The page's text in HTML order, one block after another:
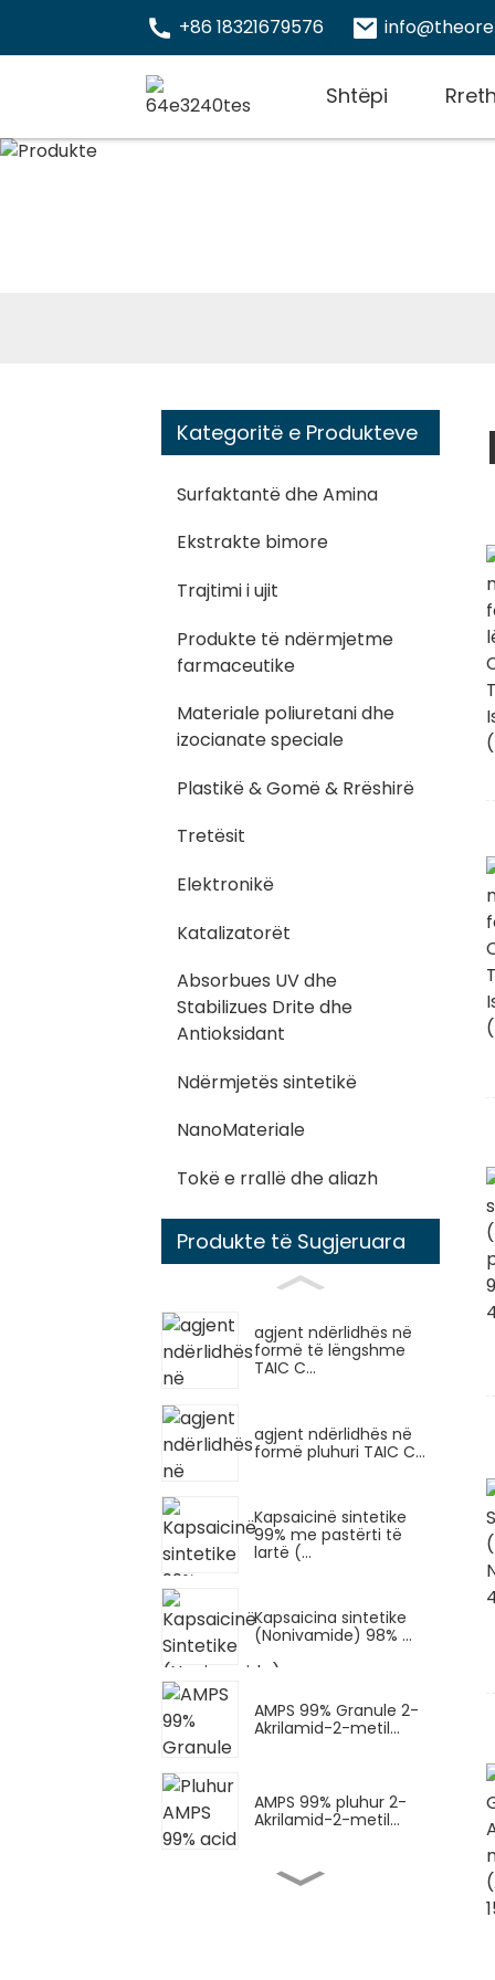
+86 18321679576
Shtëpi
Kategoritë e Produkteve
Surfaktantë dhe Amina
Ekstrakte bimore
Trajtimi i ujit
Produkte të ndërmjetme
farmaceutike
Materiale poliuretani dhe
izocianate speciale
Plastikë & Gomë & Rrëshirë
Tretësit
Elektronikë
Katalizatorët
Absorbues UV dhe
Stabilizues Drite dhe
Antioksidant
Ndërmjetës sintetikë
NanoMateriale
Tokë e rrallë dhe aliazh
Produkte të Sugjeruara
agjent ndërlidhës në
formë të lëngshme
TAIC C...
agjent ndërlidhës në
formë pluhuri TAIC C...
Kapsaicinë sintetike
99% me pastërti të
lartë (...
Kapsaicina sintetike
(Nonivamide) 98% ...
AMPS 99% Granule 2-
Akrilamid-2-metil...
AMPS 99% pluhur 2-
Akrilamid-2-metil...